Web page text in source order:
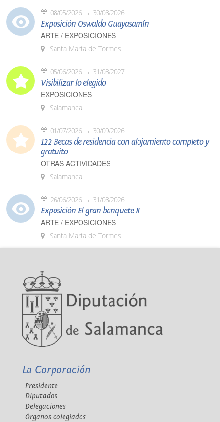
08/05/2026 30/08/2026
Exposición Oswaldo Guayasamín
ARTE / EXPOSICIONES
Santa Marta de Tormes
05/06/2026 31/03/2027
Visibilizar lo elegido
EXPOSICIONES
Salamanca
01/07/2026 30/09/2026
122 Becas de residencia con alojamiento completo y
gratuito
OTRAS ACTIVIDADES
Salamanca
26/06/2026 31/08/2026
Exposición El gran banquete II
ARTE / EXPOSICIONES
Santa Marta de Tormes
La Corporación
Presidente
Diputados
Delegaciones
Órganos colegiados